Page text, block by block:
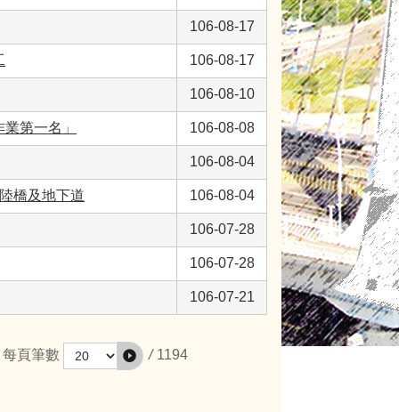
106-08-17
106-08-17
106-08-10
第一名」 106-08-08
106-08-04
橋及地下道 106-08-04
106-07-28
106-07-28
106-07-21
每頁筆數 / 1194